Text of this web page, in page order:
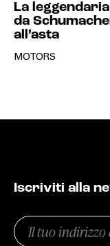
La
da
all’asta
MOTORS
Iscriviti alla
Email
(Obbligatorio)